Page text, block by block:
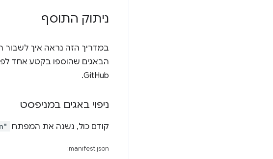
ניתוק התוסף
במדריך הזה נראה איך לשבור
הבאגים שהוספו בקטע אחד
GitHub.
ניפוי באגים במניפסט
קודם כול, נשנה את המפתח
manifest.json: